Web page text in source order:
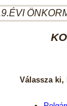
Válassza